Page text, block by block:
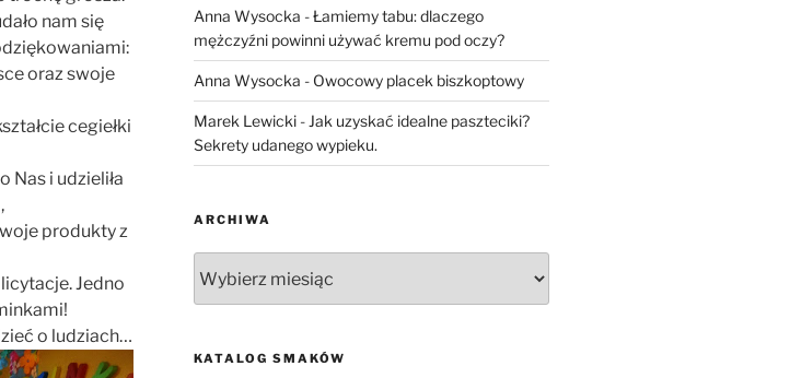
nam się
oraz swoje
cegiełki
Nas i udzieliła
produkty z
Jedno
o ludziach…
Anna Wysocka -Łamiemy tabu: dlaczego
mężczyźni powinni używać kremu pod oczy?
Anna Wysocka - Owocowy placek biszkoptowy
Marek Lewicki- Jak uzyskać idealne paszteciki?
Sekrety udanego wypieku.
ARCHIWA
KATALOG SMAKÓW